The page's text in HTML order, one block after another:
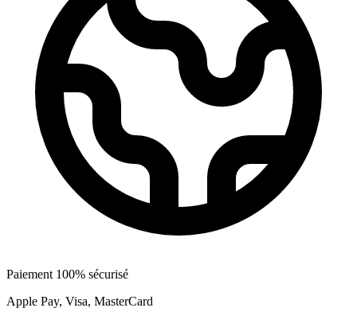
Paiement 100% sécurisé
Apple Pay, Visa, MasterCard